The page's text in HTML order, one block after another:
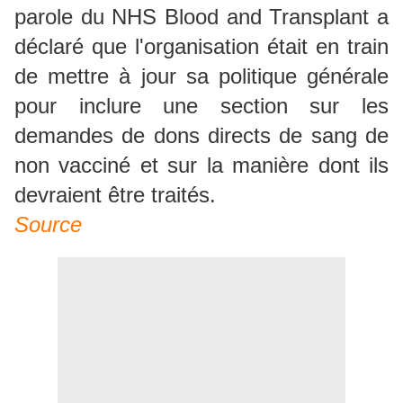
parole du NHS Blood and Transplant a
déclaré que l'organisation était en train
de mettre à jour sa politique générale
pour inclure une section sur les
demandes de dons directs de sang de
non vacciné et sur la manière dont ils
devraient être traités.
Source